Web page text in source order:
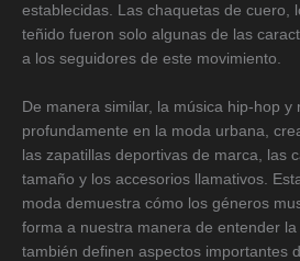
establecidas. Las chaquetas de cuero,
teñido fueron solo algunas de las
a los seguidores de este movimiento.
De manera similar, la música hip-hop y
profundamente en la moda urbana,
las zapatillas deportivas de marca, las
tamaño y los accesorios llamativos.
moda demuestra cómo los géneros
forma a nuestra manera de entender
también definen aspectos importantes